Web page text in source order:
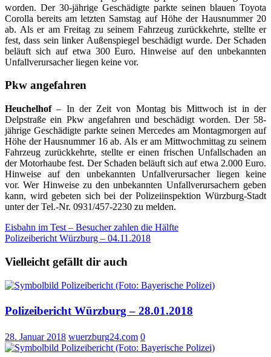
worden. Der 30-jährige Geschädigte parkte seinen blauen Toyota
Corolla bereits am letzten Samstag auf Höhe der Hausnummer 20
ab. Als er am Freitag zu seinem Fahrzeug zurückkehrte, stellte er
fest, dass sein linker Außenspiegel beschädigt wurde. Der Schaden
beläuft sich auf etwa 300 Euro. Hinweise auf den unbekannten
Unfallverursacher liegen keine vor.
Pkw angefahren
Heuchelhof– In der Zeit von Montag bis Mittwoch ist in der
Delpstraße ein Pkw angefahren und beschädigt worden. Der 58-
jährige Geschädigte parkte seinen Mercedes am Montagmorgen auf
Höhe der Hausnummer 16 ab. Als er am Mittwochmittag zu seinem
Fahrzeug zurückkehrte, stellte er einen frischen Unfallschaden an
der Motorhaube fest. Der Schaden beläuft sich auf etwa 2.000 Euro.
Hinweise auf den unbekannten Unfallverursacher liegen keine
vor. Wer Hinweise zu den unbekannten Unfallverursachern geben
kann, wird gebeten sich bei der Polizeiinspektion Würzburg-Stadt
unter der Tel.-Nr. 0931/457-2230 zu melden.
Beitragsnavigation
Eisbahn im Test – Besucher zahlen die Hälfte
Polizeibericht Würzburg – 04.11.2018
Vielleicht gefällt dir auch
Polizeibericht Würzburg – 28.01.2018
28. Januar 2018 wuerzburg24.com 0